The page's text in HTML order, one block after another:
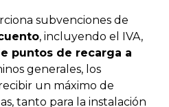
subvenciones de
, incluyendo el IVA,
puntos de recarga a
generales, los
un máximo de
tanto para la instalación